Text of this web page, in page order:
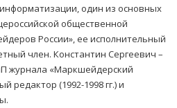
один из основных
общественной
России», ее исполнительный
член. Константин Сергеевич –
журнала «Маркшейдерский
редактор (1992-1998 гг.) и